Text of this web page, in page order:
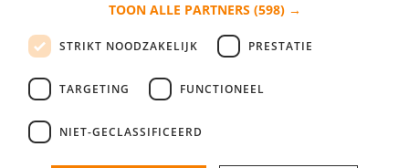
login gegevens onthouden
login
Bedrijf aanmelden
TOON ALLE PARTNERS (598) →
STRIKT NOODZAKELIJK PRESTATIE
TARGETING FUNCTIONEEL
NIET-GECLASSIFICEERD